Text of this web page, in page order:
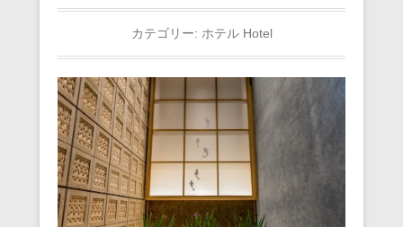
カテゴリー: ホテル Hotel